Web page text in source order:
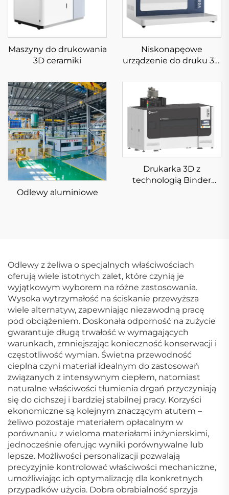
Maszyny do drukowania
3D ceramiki
Niskonapęowe
urządzenie do druku 3D
KS281MS
Odlewy aluminiowe
Drukarka 3D z
technologią Binder
Odlewy z żeliwa o specjalnych właściwościach
oferują wiele istotnych zalet, które czynią je
wyjątkowym wyborem na różne zastosowania.
Wysoka wytrzymałość na ściskanie przewyższa
wiele alternatyw, zapewniając niezawodną pracę
pod obciążeniem. Doskonała odporność na zużycie
gwarantuje długą trwałość w wymagających
warunkach, zmniejszając konieczność konserwacji i
częstotliwość wymian. Świetna przewodność
cieplna czyni materiał idealnym do zastosowań
związanych z intensywnym ciepłem, natomiast
naturalne właściwości tłumienia drgań przyczyniają
się do cichszej i bardziej stabilnej pracy. Korzyści
ekonomiczne są kolejnym znaczącym atutem –
żeliwo pozostaje materiałem opłacalnym w
porównaniu z wieloma materiałami inżynierskimi,
jednocześnie oferując wyniki porównywalne lub
lepsze. Możliwości personalizacji pozwalają
precyzyjnie kontrolować właściwości mechaniczne,
umożliwiając ich optymalizację dla konkretnych
przypadków użycia. Dobra obrabialność sprzyja